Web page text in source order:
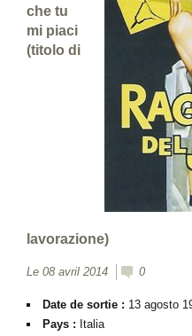
che tu
mi piaci
(titolo di
lavorazione)
Le 08 avril 2014 0
Date de sortie : 13 agosto
Pays : Italia